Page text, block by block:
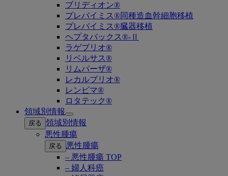
ブリディオン®
プレバイミス®同種造血幹細胞移植
プレバイミス®臓器移植
ヘプタバックス®-Ⅱ
ラゲブリオ®
リベルサス®
リムパーザ®
レカルブリオ®
レンビマ®
ロタテック®
領域別情報
Open
submenu
戻る 領域別情報
悪性腫瘍
戻る
悪性腫瘍
– 悪性腫瘍 TOP
– 婦人科癌